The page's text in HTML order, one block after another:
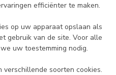
efficiënter te maken.
op uw apparaat opslaan als
gebruik van de site. Voor alle
uw toestemming nodig.
soorten cookies.